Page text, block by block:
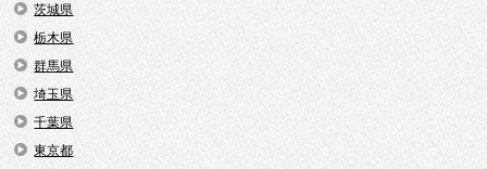
茨城県
栃木県
群馬県
埼玉県
千葉県
東京都